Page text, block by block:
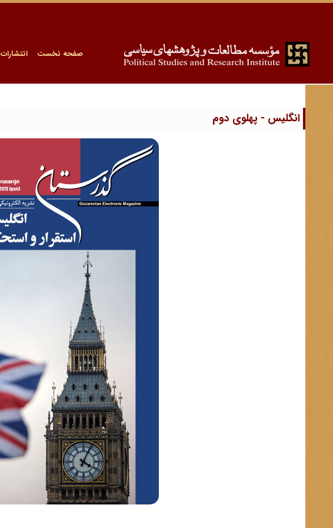
صفحه نخست انتشارات
انگلیس - پهلوی دوم